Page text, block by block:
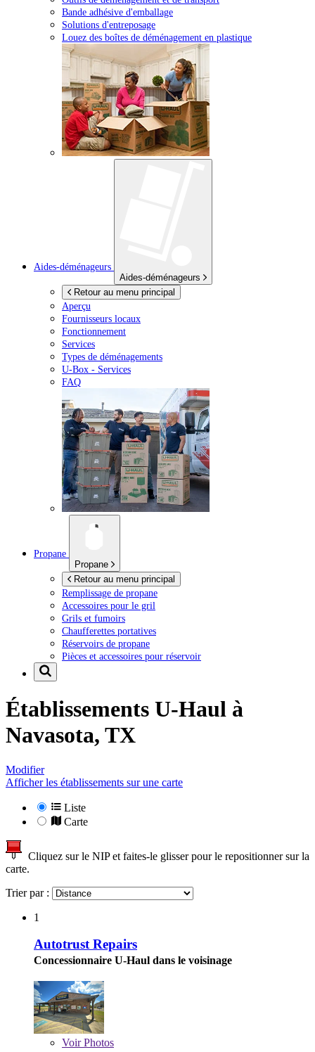
Bande adhésive d'emballage
Solutions d'entreposage
Louez des boîtes de déménagement en plastique
Aides-déménageurs
Aides-déménageurs
Retour au menu principal
Aperçu
Fournisseurs locaux
Fonctionnement
Services
Types de déménagements
U-Box - Services
FAQ
Propane
Propane
Retour au menu principal
Remplissage de propane
Accessoires pour le gril
Grils et fumoirs
Chaufferettes portatives
Réservoirs de propane
Pièces et accessoires pour réservoir
Établissements U-Haul à
Navasota, TX
Modifier
Afficher les établissements sur une carte
Liste
Carte
Cliquez sur le NIP et faites-le glisser pour le repositionner sur la
carte.
Trier par :
1
Autotrust Repairs
Concessionnaire U-Haul dans le voisinage
VoirPhotos